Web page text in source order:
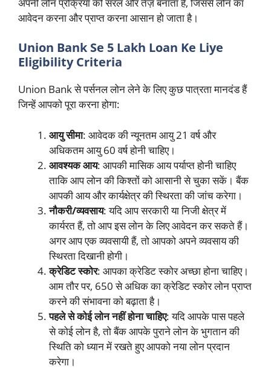
आवेदन करना और प्राप्त करना आसान हो जाता है।
Union Bank Se 5 Lakh Loan Ke Liye
Eligibility Criteria
Union Bank से पर्सनल लोन लेने के लिए कुछ पात्रता मानदंड हैं
जिन्हें आपको पूरा करना होगा:
आयु सीमा: आवेदक की न्यूनतम आयु 21 वर्ष और
अधिकतम आयु 60 वर्ष होनी चाहिए।
आवश्यक आय: आपकी मासिक आय पर्याप्त होनी चाहिए
ताकि आप लोन की किश्तों को आसानी से चुका सकें। बैंक
आपकी आय और कार्यक्षेत्र की स्थिरता की जांच करेगा।
नौकरी/व्यवसाय: यदि आप सरकारी या निजी क्षेत्र में
कार्यरत हैं, तो आप इस लोन के लिए आवेदन कर सकते हैं।
अगर आप एक व्यवसायी हैं, तो आपको अपने व्यवसाय की
स्थिरता दिखानी होगी।
क्रेडिट स्कोर: आपका क्रेडिट स्कोर अच्छा होना चाहिए।
आम तौर पर, 650 से अधिक का क्रेडिट स्कोर लोन प्राप्त
करने की संभावना को बढ़ाता है।
पहले से कोई लोन नहीं होना चाहिए: यदि आपके पास पहले
से कोई लोन है, तो बैंक आपके पुराने लोन के भुगतान की
स्थिति को ध्यान में रखते हुए आपको नया लोन प्रदान
करेगा।